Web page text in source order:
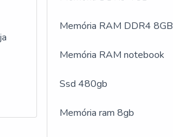
Memória RAM DDR4 8GB
Memória RAM notebook
Ssd 480gb
Memória ram 8gb